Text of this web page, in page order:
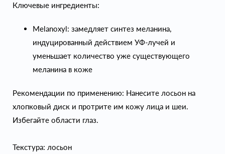
Ключевые ингредиенты:
Melanoxyl: замедляет синтез меланина,
индуцированный действием УФ-лучей и
уменьшает количество уже существующего
меланина в коже
Рекомендации по применению: Нанесите лосьон на
хлопковый диск и протрите им кожу лица и шеи.
Избегайте области глаз.
Текстура: лосьон